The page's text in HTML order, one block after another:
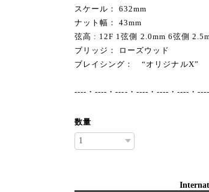
スケール： 632mm
ナット幅： 43mm
弦高 : 12F 1弦側 2.0mm 6弦側
ブリッジ： ローズウッド
ブレイシング： “オリジナルX”
----・----・----・----・----・----・
数量